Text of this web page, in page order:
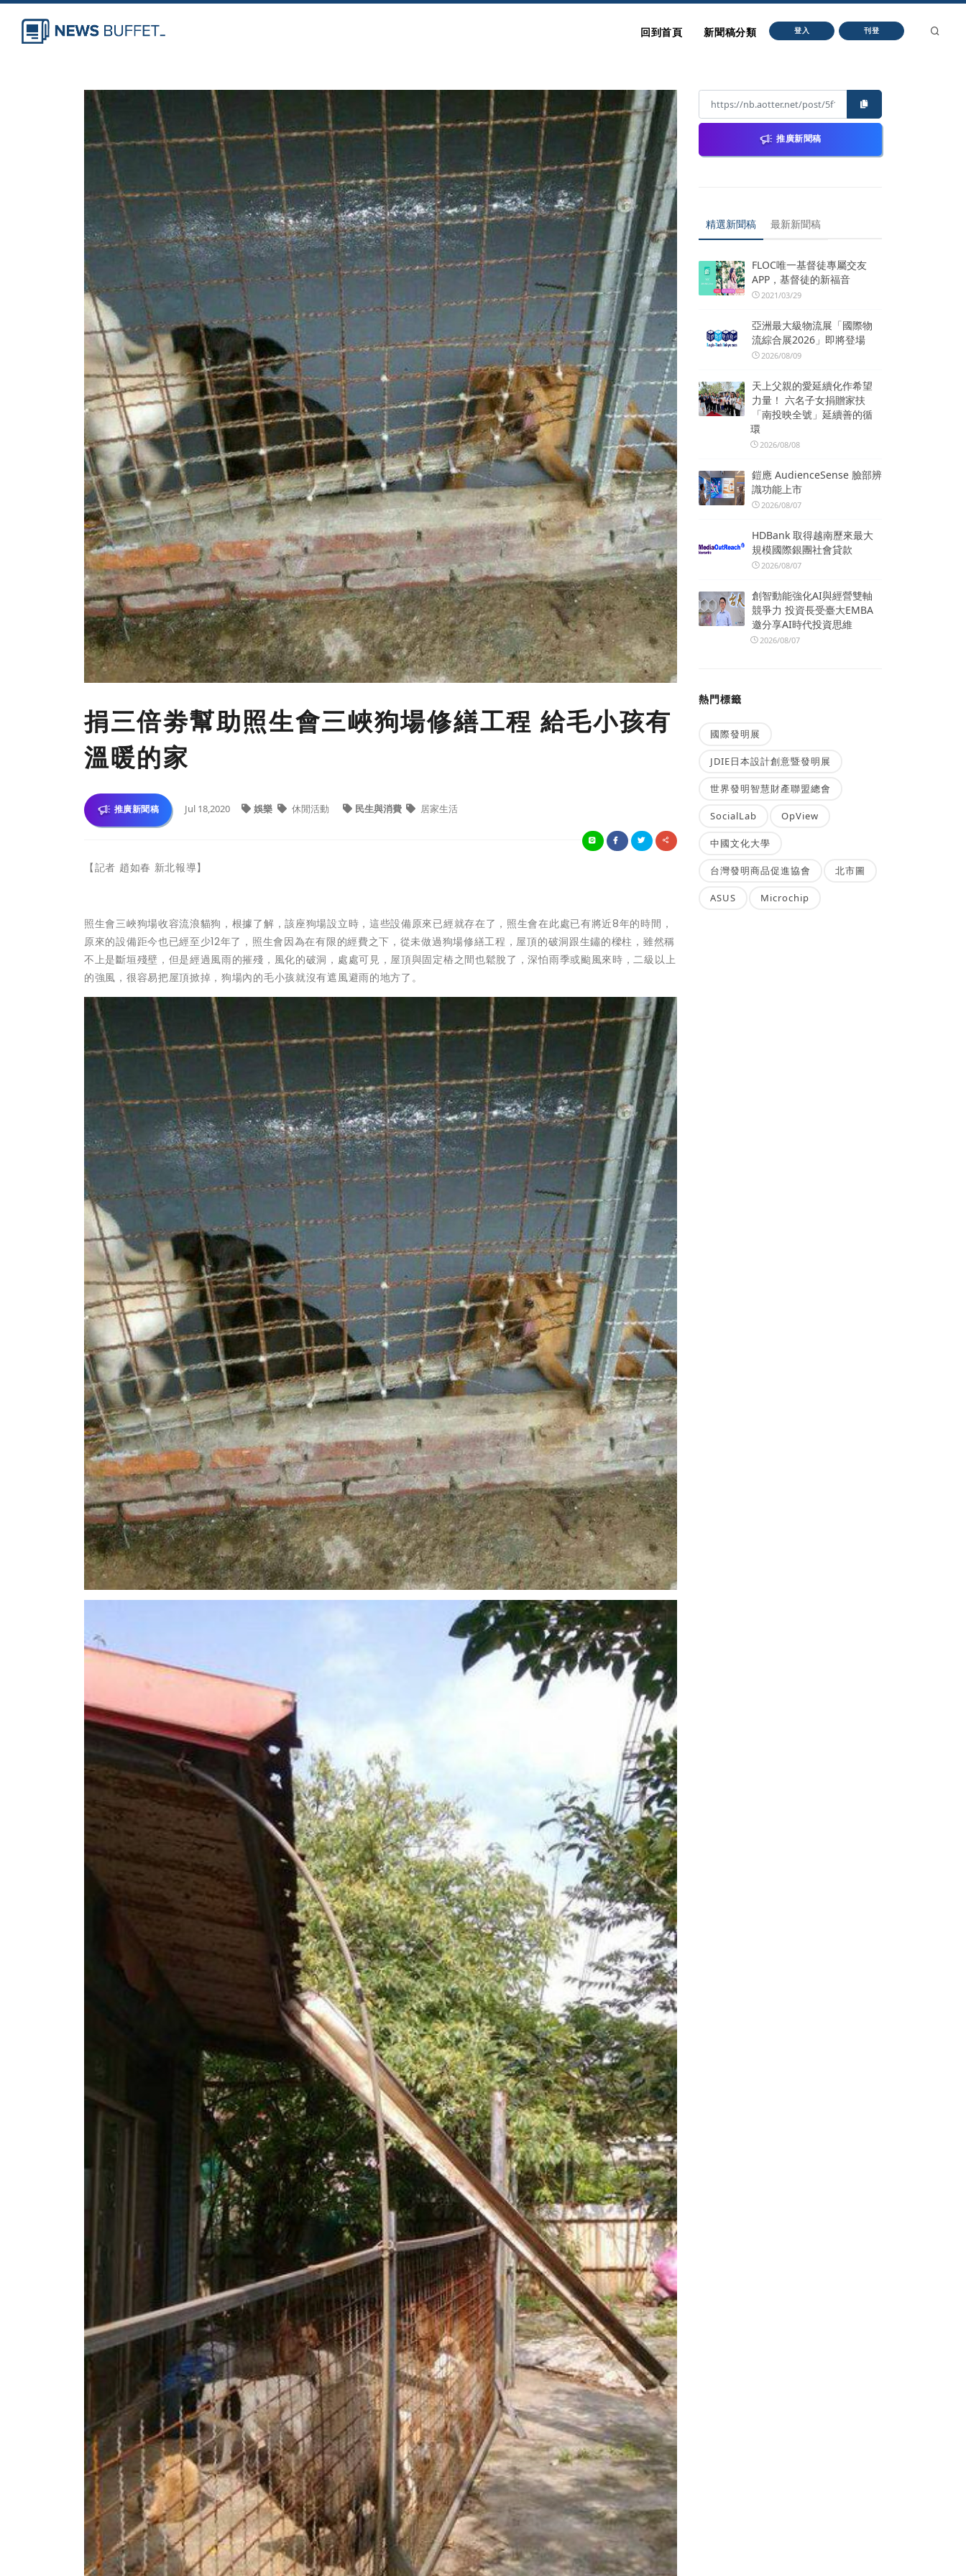
回到首頁 新聞稿分類 登入 刊登
捐三倍劵幫助照生會三峽狗場修繕工程 給毛小孩有
溫暖的家
推廣新聞稿 Jul 18,2020 娛樂 休閒活動 民生與消費 居家生活
【記者 趙如春 新北報導】
照生會三峽狗場收容流浪貓狗，根據了解，該座狗場設立時，這些設備原來已經就存在了，照生會在此處已有將近8年的時間，
原來的設備距今也已經至少12年了，照生會因為在有限的經費之下，從未做過狗場修繕工程，屋頂的破洞跟生鏽的樑柱，雖然稱
不上是斷垣殘壁，但是經過風雨的摧殘，風化的破洞，處處可見，屋頂與固定樁之間也鬆脫了，深怕雨季或颱風來時，二級以上
的強風，很容易把屋頂掀掉，狗場內的毛小孩就沒有遮風避雨的地方了。
推廣新聞稿
精選新聞稿 最新新聞稿
FLOC唯一基督徒專屬交友
APP，基督徒的新福音
2021/03/29
亞洲最大級物流展「國際物
流綜合展2026」即將登場
2026/08/09
天上父親的愛延續化作希望
力量！ 六名子女捐贈家扶
「南投映全號」延續善的循
環
2026/08/08
鎧應 AudienceSense 臉部辨
識功能上市
2026/08/07
HDBank 取得越南歷來最大
規模國際銀團社會貸款
2026/08/07
創智動能強化AI與經營雙軸
競爭力 投資長受臺大EMBA
邀分享AI時代投資思維
2026/08/07
熱門標籤
國際發明展
JDIE日本設計創意暨發明展
世界發明智慧財產聯盟總會
SocialLab OpView
中國文化大學
台灣發明商品促進協會 北市圖
ASUS Microchip